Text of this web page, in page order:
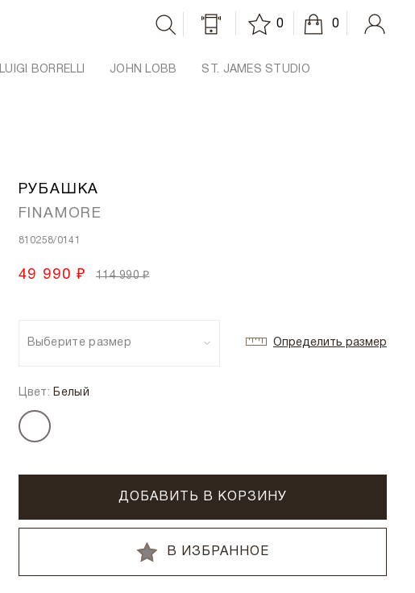
0 0
LUIGI BORRELLI JOHN LOBB ST. JAMES STUDIO
РУБАШКА
FINAMORE
810258/0141
49 990 ₽ 114 990 ₽
Выберите размер Определить размер
Цвет: Белый
ДОБАВИТЬ В КОРЗИНУ
В ИЗБРАННОЕ